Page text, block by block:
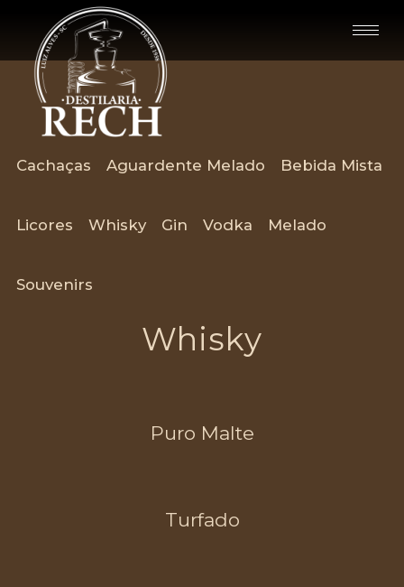
Cachaças Aguardente Melado Bebida Mista
Licores Whisky Gin Vodka Melado
Souvenirs
Whisky
Puro Malte
Turfado